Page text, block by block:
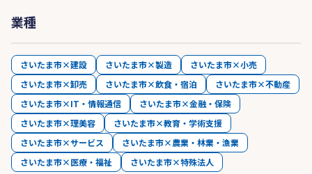
業種
さいたま市×建設 さいたま市×製造
さいたま市×小売
さいたま市×卸売
さいたま市×飲食・宿泊
さいたま市×不動産
さいたま市×IT・情報通信
さいたま市×金融・保険
さいたま市×理美容
さいたま市×教育・学術支援
さいたま市×サービス
さいたま市×農業・林業・漁業
さいたま市×医療・福祉
さいたま市×特殊法人